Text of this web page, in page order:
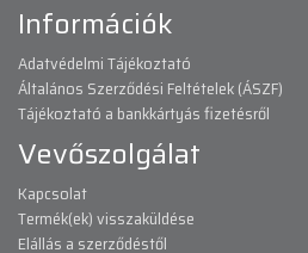
Információk
Adatvédelmi Tájékoztató
Általános Szerződési Feltételek (ÁSZF)
Tájékoztató a bankkártyás fizetésről
Vevőszolgálat
Kapcsolat
Termék(ek) visszaküldése
Elállás a szerződéstől